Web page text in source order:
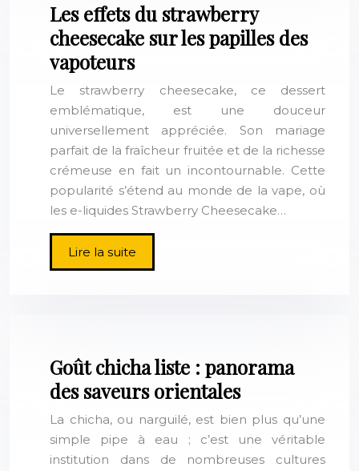
Les effets du strawberry
cheesecake sur les papilles des
vapoteurs
Le strawberry cheesecake, ce dessert
emblématique, est une douceur
universellement appréciée. Son mariage
parfait de la fraîcheur fruitée et de la richesse
crémeuse en fait un incontournable. Cette
popularité s’étend au monde de la vape, où
les e-liquides Strawberry Cheesecake…
Lire la suite
Goût chicha liste : panorama
des saveurs orientales
La chicha, ou narguilé, est bien plus qu’une
simple pipe à eau ; c’est une véritable
institution dans de nombreuses cultures